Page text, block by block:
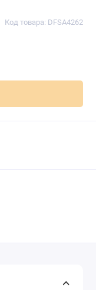
Код товара: DFSA4262